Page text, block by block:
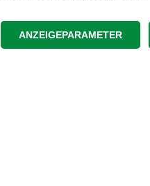
ANZEIGEPARAMETER